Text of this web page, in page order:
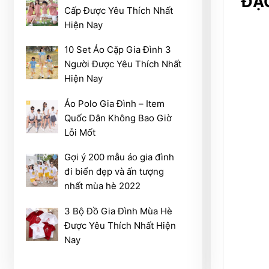
190,000₫
Cấp Được Yêu Thích Nhất
Hiện Nay
10 Set Áo Cặp Gia Đình 3
Người Được Yêu Thích Nhất
Hiện Nay
Áo Polo Gia Đình – Item
Quốc Dân Không Bao Giờ
Lỗi Mốt
Gợi ý 200 mẫu áo gia đình
đi biển đẹp và ấn tượng
nhất mùa hè 2022
3 Bộ Đồ Gia Đình Mùa Hè
Được Yêu Thích Nhất Hiện
Nay